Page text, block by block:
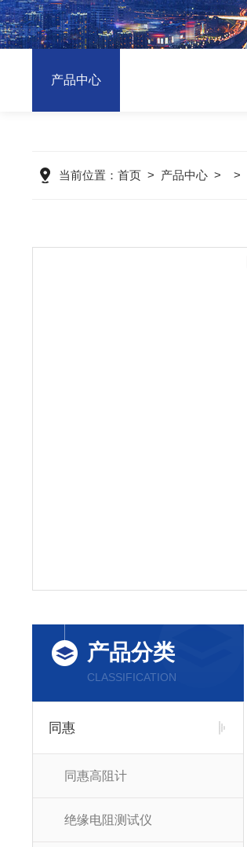
产品中心
当前位置： 首页> 产品中心> >
产品分类
CLASSIFICATION
同惠
同惠高阻计
绝缘电阻测试仪